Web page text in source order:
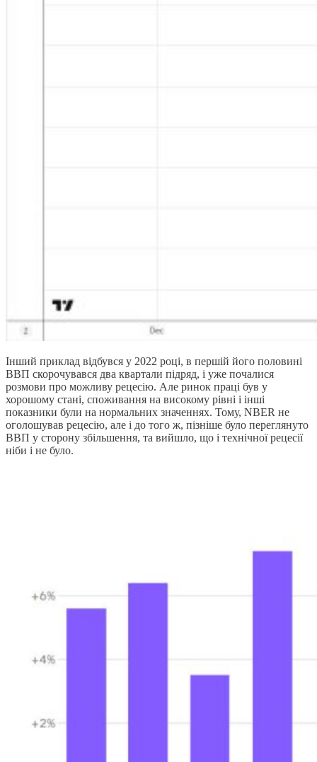
Інший приклад відбувся у 2022 році, в першій його половині
ВВП скорочувався два квартали підряд, і уже почалися
розмови про можливу рецесію. Але ринок праці був у
хорошому стані, споживання на високому рівні і інші
показники були на нормальних значеннях. Тому, NBER не
оголошував рецесію, але і до того ж, пізніше було переглянуто
ВВП у сторону збільшення, та вийшло, що і технічної рецесії
ніби і не було.